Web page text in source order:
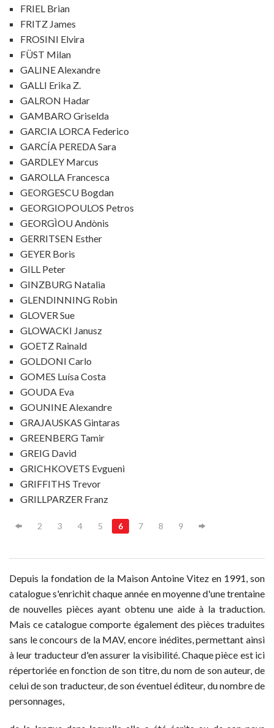
FRIEL Brian
FRITZ James
FROSINI Elvira
FÜST Milan
GALINE Alexandre
GALLI Erika Z.
GALRON Hadar
GAMBARO Griselda
GARCIA LORCA Federico
GARCÍA PEREDA Sara
GARDLEY Marcus
GAROLLA Francesca
GEORGESCU Bogdan
GEORGIOPOULOS Petros
GEORGÌOU Andònis
GERRITSEN Esther
GEYER Boris
GILL Peter
GINZBURG Natalia
GLENDINNING Robin
GLOVER Sue
GLOWACKI Janusz
GOETZ Rainald
GOLDONI Carlo
GOMES Luísa Costa
GOUDA Eva
GOUNINE Alexandre
GRAJAUSKAS Gintaras
GREENBERG Tamir
GREIG David
GRICHKOVETS Evgueni
GRIFFITHS Trevor
GRILLPARZER Franz
2 3 4 5 6 7 8 9
Depuis la fondation de la Maison Antoine Vitez en 1991, son
catalogue s'enrichit chaque année en moyenne d'une trentaine
de nouvelles pièces ayant obtenu une aide à la traduction.
Mais ce catalogue comporte également des pièces traduites
sans le concours de la MAV, encore inédites, permettant ainsi
à leur traducteur d'en assurer la visibilité. Chaque pièce est ici
répertoriée en fonction de son titre, du nom de son auteur, de
celui de son traducteur, de son éventuel éditeur, du nombre de
personnages,